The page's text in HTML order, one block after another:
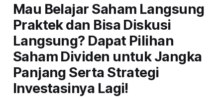
Mau Belajar Saham Langsung
Praktek dan Bisa Diskusi
Langsung? Dapat Pilihan
Saham Dividen untuk Jangka
Panjang Serta Strategi
Investasinya Lagi!